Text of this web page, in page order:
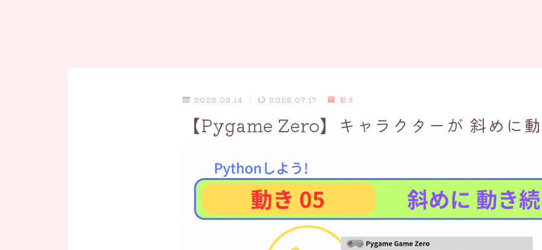
2025.03.14 2025.07.17 動き
【Pygame Zero】キャラクターが 斜めに